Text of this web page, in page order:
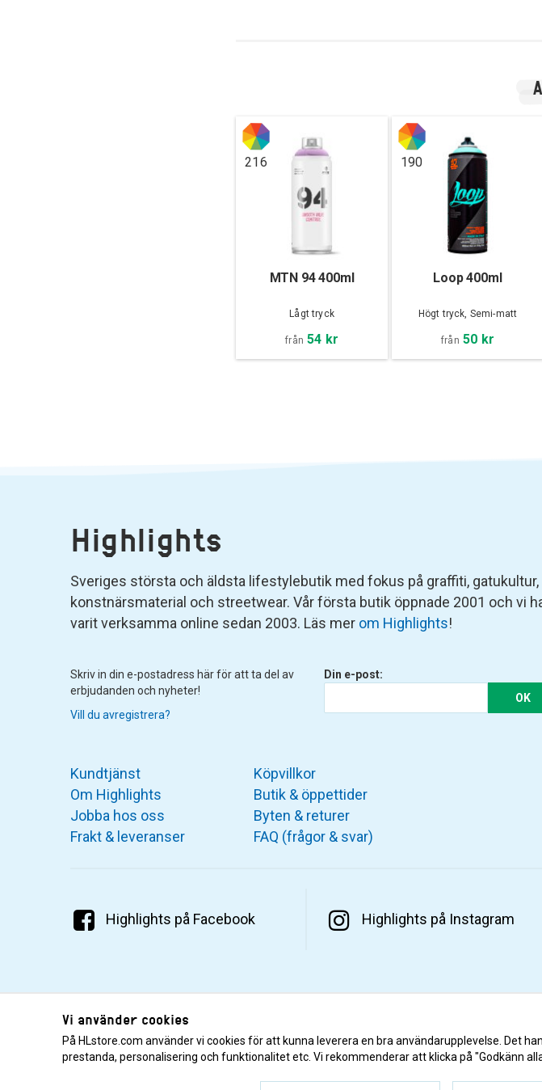
216
MTN 94 400ml
Lågt tryck
från 54 kr
190
Loop 400ml
Högt tryck, Semi-matt
från 50 kr
Highlights
Sveriges största och äldsta lifestylebutik med fokus på graffiti, gatukultur,
konstnärsmaterial och streetwear. Vår första butik öppnade 2001 och vi
varit verksamma online sedan 2003. Läs mer om Highlights!
Skriv in din e-postadress här för att ta del av
erbjudanden och nyheter!
Vill du avregistrera?
Din e-post:
OK
Kundtjänst
Om Highlights
Jobba hos oss
Frakt & leveranser
Köpvillkor
Butik & öppettider
Byten & returer
FAQ (frågor & svar)
Highlights på Facebook Highlights på Instagram
© 2001–2026 Highlights/KR Distribution AB.
Vi använder cookies
På HLstore.com använder vi cookies för att kunna leverera en bra användarupplevelse. Det
prestanda, personalisering och funktionalitet etc. Vi rekommenderar att klicka på "Godkänn